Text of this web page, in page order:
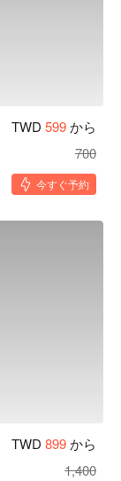
TWD 599から
700
今すぐ予約
TWD 899から
1,400